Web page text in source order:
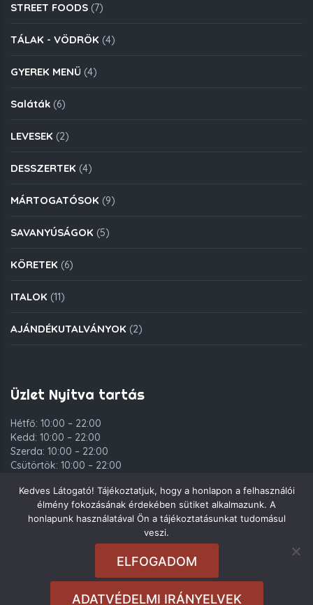
STREET FOODS (7)
TÁLAK - VÖDRÖK (4)
GYEREK MENÜ (4)
Saláták (6)
LEVESEK (2)
DESSZERTEK (4)
MÁRTOGATÓSOK (9)
SAVANYÚSÁGOK (5)
KÖRETEK (6)
ITALOK (11)
AJÁNDÉKUTALVÁNYOK (2)
Üzlet Nyitva tartás
Hétfő: 10:00 – 22:00
Kedd: 10:00 – 22:00
Szerda: 10:00 – 22:00
Csütörtök: 10:00 – 22:00
Szombat: 10:00 – 00:00
Vasárnap: 10:00 – 22:00
Copyright © 2021. Deli Group Kft. - Minden jog fenntartva.
Kedves Látogató! Tájékoztatjuk, hogy a honlapon a felhasználói
élmény fokozásának érdekében sütiket alkalmazunk. A
honlapunk használatával Ön a tájékoztatásunkat tudomásul
veszi.
ELFOGADOM
ADATVÉDELMI IRÁNYELVEK